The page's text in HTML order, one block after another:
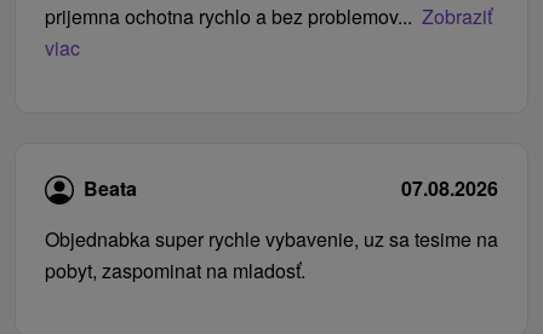
prijemna ochotna rychlo a bez problemov... Zobraziť
viac
Beata
07.08.2026
Objednabka super rychle vybavenie, uz sa tesime na
pobyt, zaspominat na mladosť.